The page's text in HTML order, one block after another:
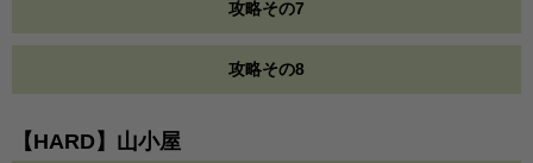
攻略その7
攻略その8
【HARD】山小屋